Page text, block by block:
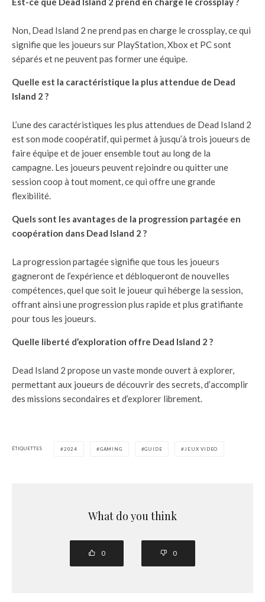
Non, Dead Island 2 ne prend pas en charge le crossplay, ce qui
signifie que les joueurs sur PlayStation, Xbox et PC sont
séparés et ne peuvent pas former une équipe.
Quelle est la caractéristique la plus attendue de Dead
Island 2 ?
L’une des caractéristiques les plus attendues de Dead Island 2
est son mode coopératif, qui permet à jusqu’à trois joueurs de
faire équipe et de jouer ensemble tout au long de la
campagne. Les joueurs peuvent rejoindre ou quitter une
session coop à tout moment, ce qui offre une grande
flexibilité.
Quels sont les avantages de la progression partagée en
coopération dans Dead Island 2 ?
La progression partagée signifie que tous les joueurs
gagneront de l’expérience et débloqueront de nouvelles
compétences, quel que soit le joueur qui héberge la session,
offrant ainsi une progression plus rapide et plus gratifiante
pour tous les joueurs.
Quelle liberté d’exploration offre Dead Island 2 ?
Dead Island 2 propose un vaste monde ouvert à explorer,
permettant aux joueurs de découvrir des secrets, d’accomplir
des missions secondaires et d’explorer librement.
ÉTIQUETTES 2024 GAMING GUIDE JEUX VIDEO
What do you think
0 0